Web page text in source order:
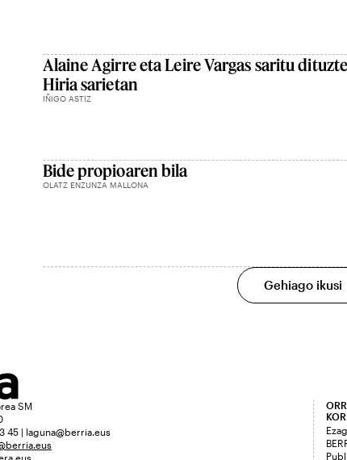
Alaine Agirre eta Leire Vargas saritu
Hiria sarietan
IÑIGO ASTIZ
Bide propioaren bila
OLATZ ENZUNZA MALLONA
Gehiago ikusi
SM
45 | laguna@berria.eus